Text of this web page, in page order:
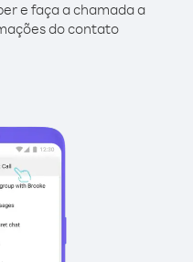
e faça a chamada a
do contato